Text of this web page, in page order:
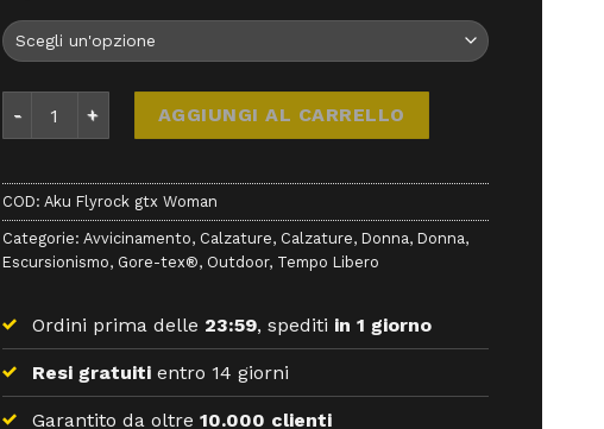
AGGIUNGI AL CARRELLO
COD: Aku Flyrock gtx Woman
Categorie: Avvicinamento, Calzature, Calzature, Donna, Donna,
Escursionismo, Gore-tex®, Outdoor, Tempo Libero
Ordini prima delle 23:59, spediti in 1 giorno
Resi gratuitientro 14 giorni
Garantito da oltre 10.000 clienti